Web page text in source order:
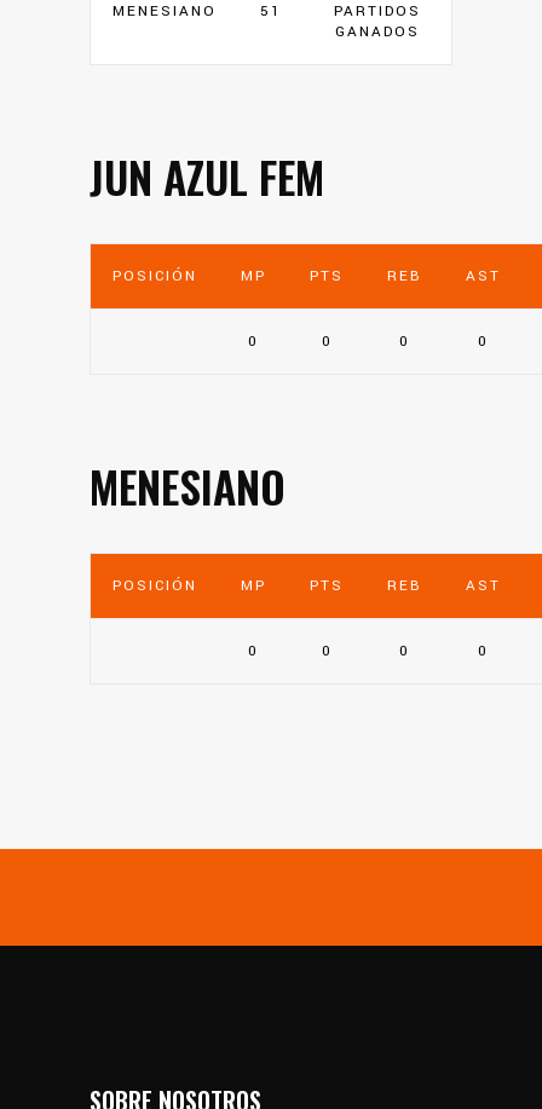
MENESIANO 51
PARTIDOS
GANADOS
JUN AZUL FEM
POSICIÓN MP PTS REB AST
0 0 0 0
MENESIANO
POSICIÓN MP PTS REB AST
0 0 0 0
SOBRE NOSOTROS